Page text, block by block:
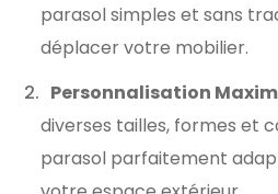
parasol simples et sans
déplacer votre mobilier.
Personnalisation
diverses tailles, formes et
parasol parfaitement